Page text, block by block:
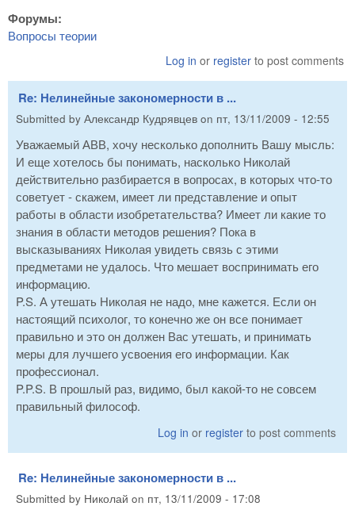
Форумы:
Вопросы теории
Log in or register to post comments
Re: Нелинейные закономерности в ...
Submitted by Александр Кудрявцев on пт, 13/11/2009 - 12:55
Уважаемый АВВ, хочу несколько дополнить Вашу мысль:
И еще хотелось бы понимать, насколько Николай
действительно разбирается в вопросах, в которых что-то
советует - скажем, имеет ли представление и опыт
работы в области изобретательства? Имеет ли какие то
знания в области методов решения? Пока в
высказываниях Николая увидеть связь с этими
предметами не удалось. Что мешает воспринимать его
информацию.
P.S. А утешать Николая не надо, мне кажется. Если он
настоящий психолог, то конечно же он все понимает
правильно и это он должен Вас утешать, и принимать
меры для лучшего усвоения его информации. Как
профессионал.
P.P.S. В прошлый раз, видимо, был какой-то не совсем
правильный философ.
Log in or register to post comments
Re: Нелинейные закономерности в ...
Submitted by Николай on пт, 13/11/2009 - 17:08